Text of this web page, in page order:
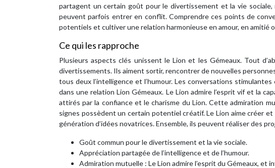
partagent un certain goût pour le divertissement et la vie sociale,
peuvent parfois entrer en conflit. Comprendre ces points de
potentiels et cultiver une relation harmonieuse en amour, en amitié
Ce qui les rapproche
Plusieurs aspects clés unissent le Lion et les Gémeaux. Tout
divertissements. Ils aiment sortir, rencontrer de nouvelles
tous deux l’intelligence et l’humour. Les conversations
dans une relation Lion Gémeaux. Le Lion admire l’esprit vif et la
attirés par la confiance et le charisme du Lion. Cette admiration
signes possèdent un certain potentiel créatif. Le Lion aime créer
génération d’idées novatrices. Ensemble, ils peuvent réaliser des
Goût commun pour le divertissement et la vie sociale.
Appréciation partagée de l’intelligence et de l’humour.
Admiration mutuelle : Le Lion admire l’esprit du Gémeaux, et